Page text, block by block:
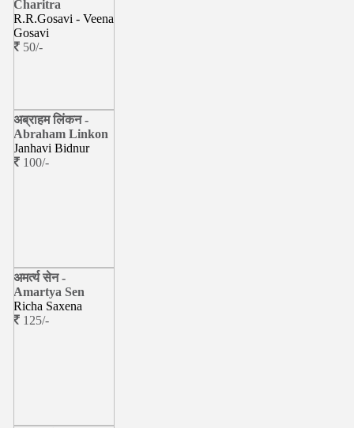
Charitra
R.R.Gosavi - Veena
Gosavi
50/-
अब्राहम लिंकन -
Abraham Linkon
Janhavi Bidnur
100/-
अमर्त्य सेन -
Amartya Sen
Richa Saxena
125/-